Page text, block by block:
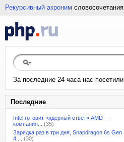
Рекурсивный акроним словосочетания
За последние 24 часа нас посетили
Последние
Intel готовит «ядерный ответ» AMD —
компания...
(35)
Зарядка раз в три дня, Snapdragon 6s Gen
4,...
(30)